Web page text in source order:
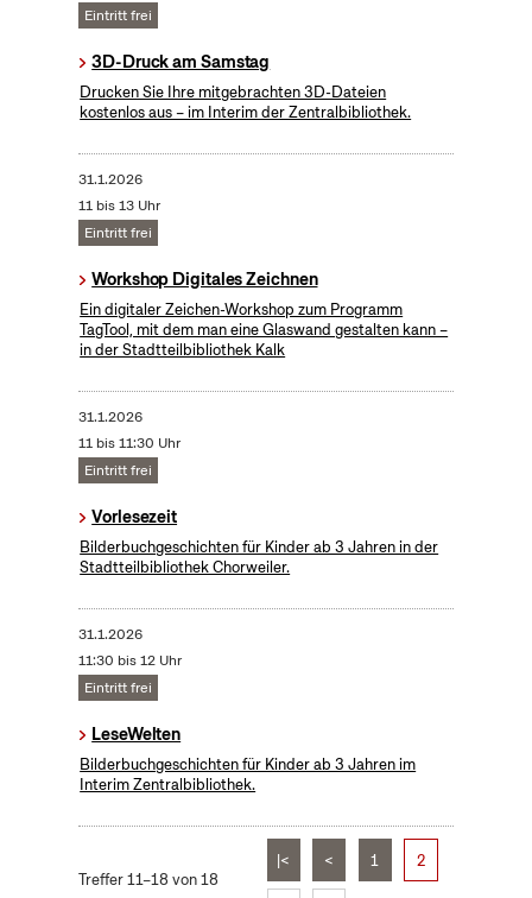
Eintritt frei
3D-Druck am Samstag
Drucken Sie Ihre mitgebrachten 3D-Dateien
kostenlos aus – im Interim der Zentralbibliothek.
31.1.2026
11 bis 13 Uhr
Eintritt frei
Workshop Digitales Zeichnen
Ein digitaler Zeichen-Workshop zum Programm
TagTool, mit dem man eine Glaswand gestalten kann –
in der Stadtteilbibliothek Kalk
31.1.2026
11 bis 11:30 Uhr
Eintritt frei
Vorlesezeit
Bilderbuchgeschichten für Kinder ab 3 Jahren in der
Stadtteilbibliothek Chorweiler.
31.1.2026
11:30 bis 12 Uhr
Eintritt frei
LeseWelten
Bilderbuchgeschichten für Kinder ab 3 Jahren im
Interim Zentralbibliothek.
Treffer 11–18 von 18
|< < 1 2